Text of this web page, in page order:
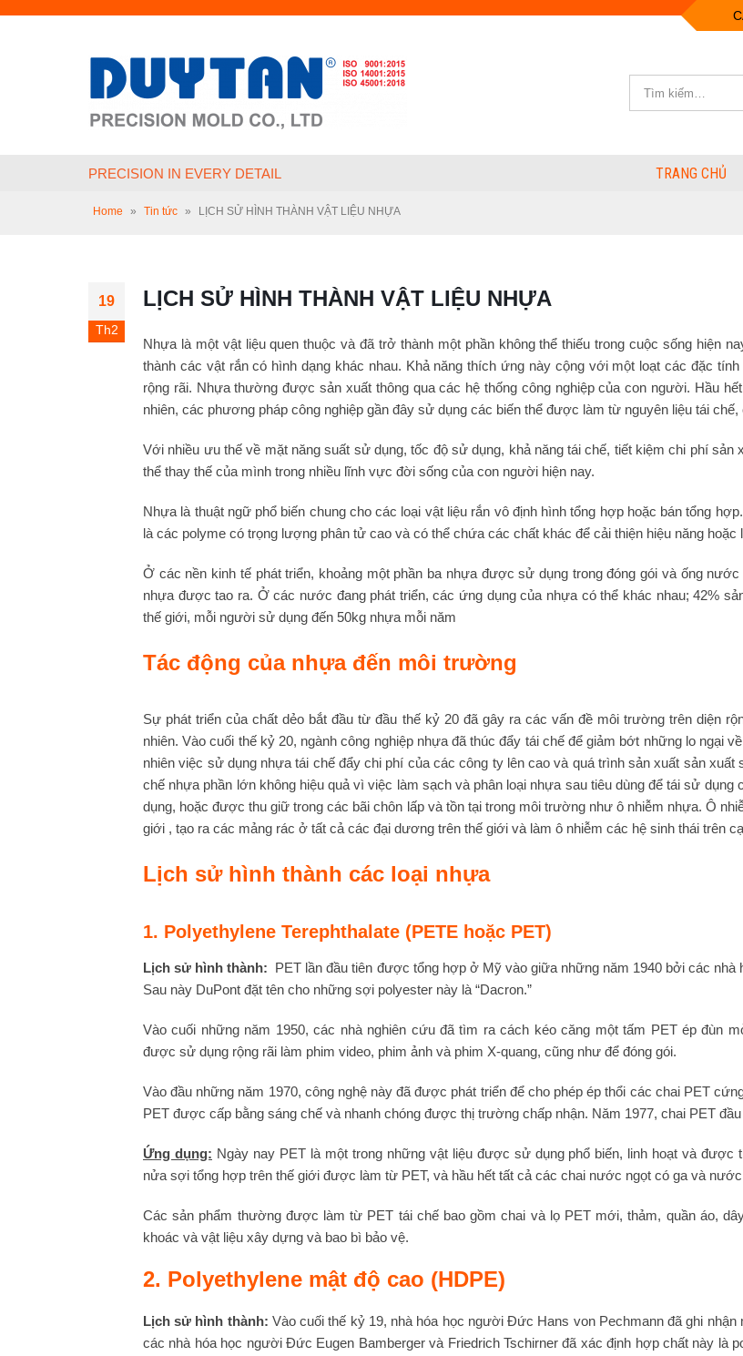
PRECISION IN EVERY DETAIL TRANG CHỦ
Home » Tin tức » LỊCH SỬ HÌNH THÀNH VẬT LIỆU NHỰA
19
Th2
LỊCH SỬ HÌNH THÀNH VẬT LIỆU NHỰA
Nhựa là một vật liệu quen thuộc và đã trở thành một phần không thể thiếu trong cuộc sống hiện
thành các vật rắn có hình dạng khác nhau. Khả năng thích ứng này cộng với một loạt các đặc
rộng rãi. Nhựa thường được sản xuất thông qua các hệ thống công nghiệp của con người. Hầu
nhiên, các phương pháp công nghiệp gần đây sử dụng các biến thể được làm từ nguyên liệu tái
Với nhiều ưu thế về mặt năng suất sử dụng, tốc độ sử dụng, khả năng tái chế, tiết kiệm chi phí
thể thay thế của mình trong nhiều lĩnh vực đời sống của con người hiện nay.
Nhựa là thuật ngữ phổ biến chung cho các loại vật liệu rắn vô định hình tổng hợp hoặc bán tổng
là các polyme có trọng lượng phân tử cao và có thể chứa các chất khác để cải thiện hiệu năng
Ở các nền kinh tế phát triển, khoảng một phần ba nhựa được sử dụng trong đóng gói và ống
nhựa được tao ra. Ở các nước đang phát triển, các ứng dụng của nhựa có thể khác nhau; 42%
thế giới, mỗi người sử dụng đến 50kg nhựa mỗi năm
Tác động của nhựa đến môi trường
Sự phát triển của chất dẻo bắt đầu từ đầu thế kỷ 20 đã gây ra các vấn đề môi trường trên diện
nhiên. Vào cuối thế kỷ 20, ngành công nghiệp nhựa đã thúc đẩy tái chế để giảm bớt những lo ngại
nhiên việc sử dụng nhựa tái chế đẩy chi phí của các công ty lên cao và quá trình sản xuất sản
chế nhựa phần lớn không hiệu quả vì việc làm sạch và phân loại nhựa sau tiêu dùng để tái sử
dụng, hoặc được thu giữ trong các bãi chôn lấp và tồn tại trong môi trường như ô nhiễm nhựa. Ô
giới , tạo ra các mảng rác ở tất cả các đại dương trên thế giới và làm ô nhiễm các hệ sinh thái trên
Lịch sử hình thành các loại nhựa
1. Polyethylene Terephthalate (PETE hoặc PET)
Lịch sử hình thành: PET lần đầu tiên được tổng hợp ở Mỹ vào giữa những năm 1940 bởi các
Sau này DuPont đặt tên cho những sợi polyester này là “Dacron.”
Vào cuối những năm 1950, các nhà nghiên cứu đã tìm ra cách kéo căng một tấm PET ép đùn
được sử dụng rộng rãi làm phim video, phim ảnh và phim X-quang, cũng như để đóng gói.
Vào đầu những năm 1970, công nghệ này đã được phát triển để cho phép ép thổi các chai PET
PET được cấp bằng sáng chế và nhanh chóng được thị trường chấp nhận. Năm 1977, chai PET
Ứng dụng: Ngày nay PET là một trong những vật liệu được sử dụng phổ biến, linh hoạt và được
nửa sợi tổng hợp trên thế giới được làm từ PET, và hầu hết tất cả các chai nước ngọt có ga và
Các sản phẩm thường được làm từ PET tái chế bao gồm chai và lọ PET mới, thảm, quần áo,
khoác và vật liệu xây dựng và bao bì bảo vệ.
2. Polyethylene mật độ cao (HDPE)
Lịch sử hình thành: Vào cuối thế kỷ 19, nhà hóa học người Đức Hans von Pechmann đã ghi
các nhà hóa học người Đức Eugen Bamberger và Friedrich Tschirner đã xác định hợp chất này là